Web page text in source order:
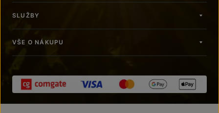
SLUŽBY
VŠE O NÁKUPU